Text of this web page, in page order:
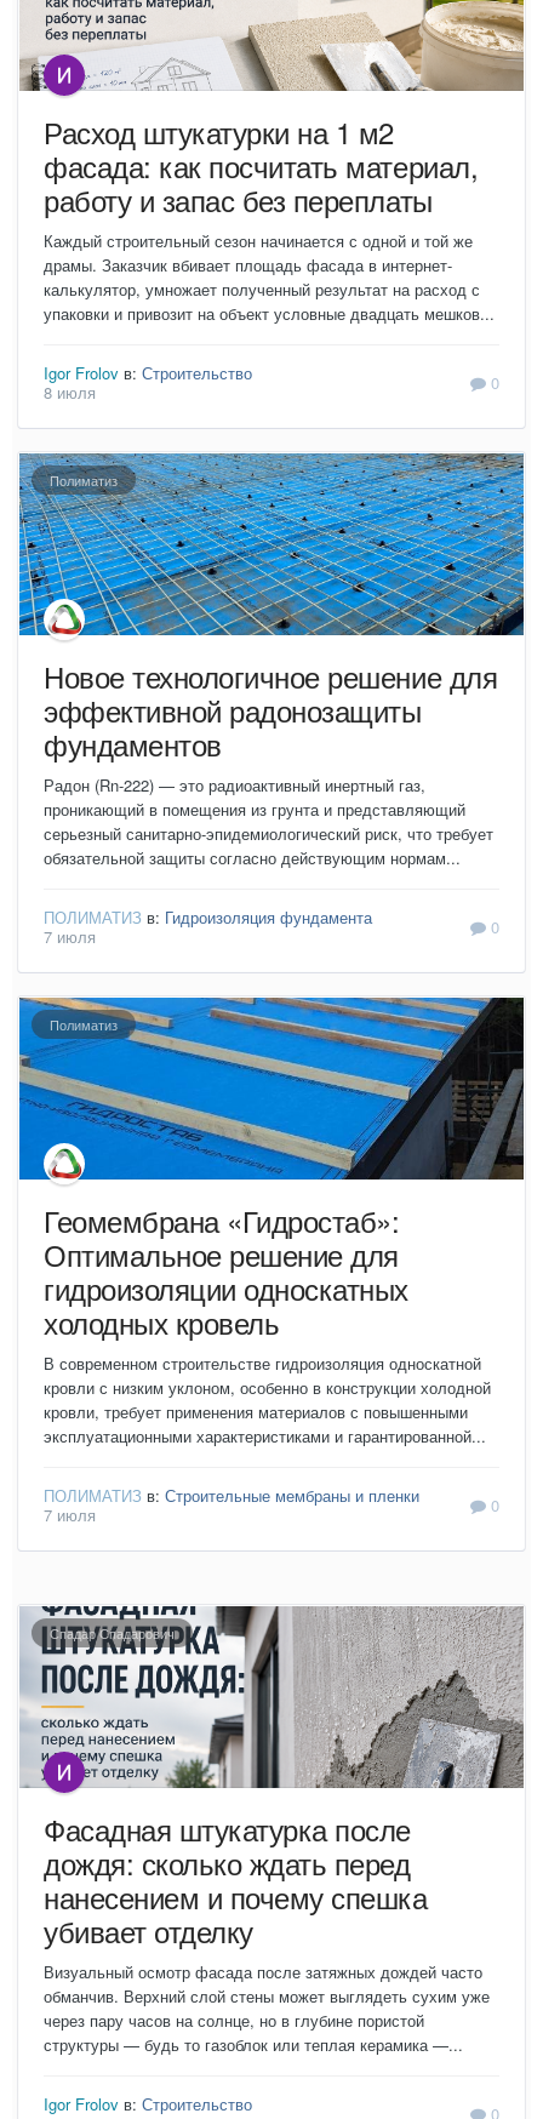
Расход штукатурки на 1 м2
фасада: как посчитать материал,
работу и запас без переплаты
Каждый строительный сезон начинается с одной и той же
драмы. Заказчик вбивает площадь фасада в интернет-
калькулятор, умножает полученный результат на расход с
упаковки и привозит на объект условные двадцать мешков...
Igor Frolov в: Строительство
8 июля
0
Полиматиз
Новое технологичное решение для
эффективной радонозащиты
фундаментов
Радон (Rn-222) — это радиоактивный инертный газ,
проникающий в помещения из грунта и представляющий
серьезный санитарно-эпидемиологический риск, что требует
обязательной защиты согласно действующим нормам...
ПОЛИМАТИЗ в: Гидроизоляция фундамента
7 июля
0
Полиматиз
Геомембрана «Гидростаб»:
Оптимальное решение для
гидроизоляции односкатных
холодных кровель
В современном строительстве гидроизоляция односкатной
кровли с низким уклоном, особенно в конструкции холодной
кровли, требует применения материалов с повышенными
эксплуатационными характеристиками и гарантированной...
ПОЛИМАТИЗ в: Строительные мембраны и пленки
7 июля
0
Спадар Спадарович
Фасадная штукатурка после
дождя: сколько ждать перед
нанесением и почему спешка
убивает отделку
Визуальный осмотр фасада после затяжных дождей часто
обманчив. Верхний слой стены может выглядеть сухим уже
через пару часов на солнце, но в глубине пористой
структуры — будь то газоблок или теплая керамика —...
Igor Frolov в: Строительство
0